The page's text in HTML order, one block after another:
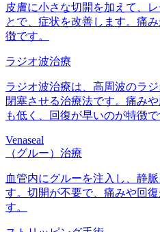
皮膚に小さな切開を加えて、
とで、症状を改善します。痛
徴です。
ラジオ波治療
ラジオ波治療は、高周波のラ
閉塞させる治療法です。痛み
も低く、回復が早いのが特徴で
Venaseal
（グルー）治療
血管内にグルーを注入し、静
す。切開が不要で、痛みや回
す。